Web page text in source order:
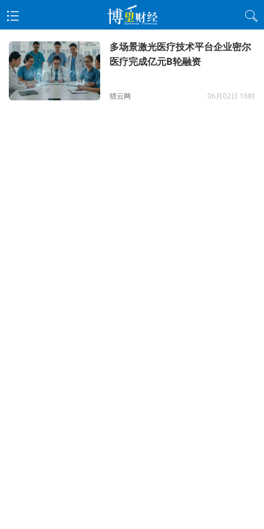
多场景激光医疗技术平台企业密尔
医疗完成亿元B轮融资
猎云网 06月02日 16时